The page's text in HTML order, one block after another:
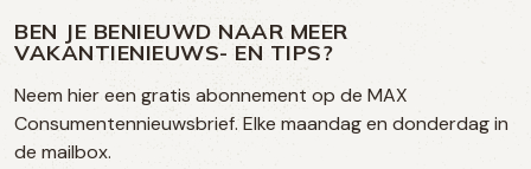
op
social
media
op
Facebook
op
TikTok
op
Instagram
BEN JE BENIEUWD NAAR MEER
VAKANTIENIEUWS- EN TIPS?
Neem hier een gratis abonnement op de MAX
Consumentennieuwsbrief. Elke maandag en donderdag in
de mailbox.